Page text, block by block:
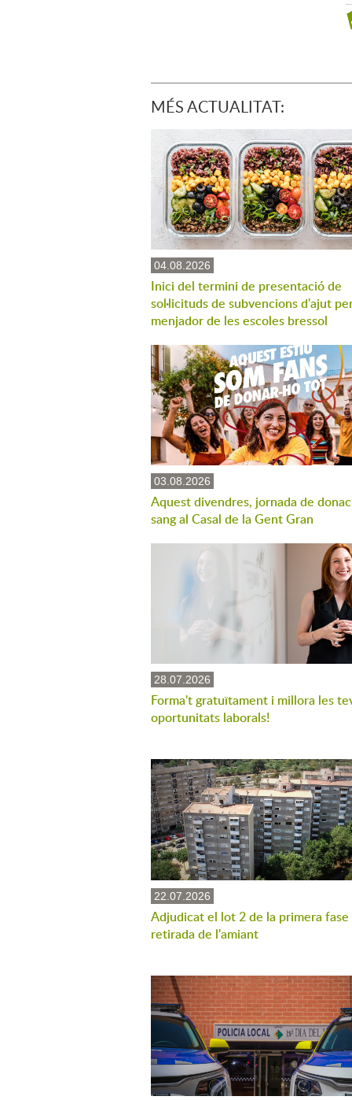
MÉS ACTUALITAT:
04.08.2026
Inici del termini de presentació de
sol·licituds de subvencions d'ajut
menjador de les escoles bressol
03.08.2026
Aquest divendres, jornada de
sang al Casal de la Gent Gran
28.07.2026
Forma't gratuïtament i millora les
oportunitats laborals!
22.07.2026
Adjudicat el lot 2 de la primera fase
retirada de l'amiant